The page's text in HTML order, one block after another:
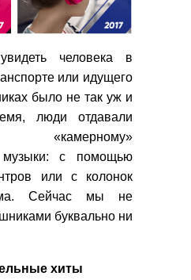
человека в
или идущего
было не так уж и
люди отдавали
«камерному»
музыки: с помощью
или с колонок
Сейчас мы не
буквально ни
хиты